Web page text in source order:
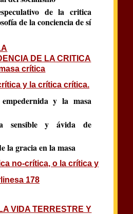
de la critica
de la conciencia de sí
DE LA CRITICA
crítica
y la crítica crítica.
y la masa
sensible y ávida de
la gracia en la masa
no-crítica, o la crítica y
178
VIDA TERRESTRE Y